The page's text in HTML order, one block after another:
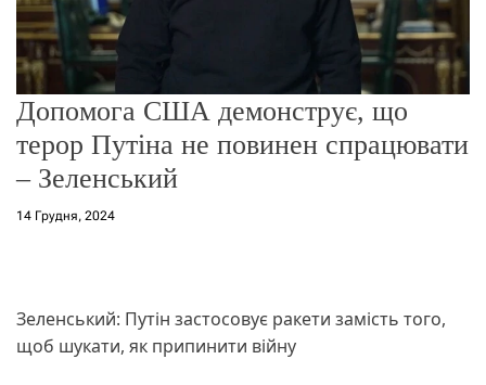
Допомога США демонструє, що
терор Путіна не повинен спрацювати
– Зеленський
14 Грудня, 2024
Зеленський: Путін застосовує ракети замість того,
щоб шукати, як припинити війну